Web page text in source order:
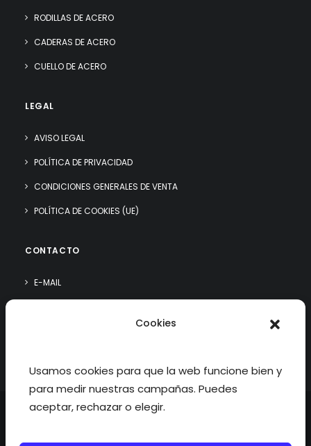
Cookies
Usamos cookies para que la web funcione bien y
para medir nuestras campañas. Puedes
aceptar, rechazar o elegir.
RODILLAS DE ACERO
CADERAS DE ACERO
CUELLO DE ACERO
LEGAL
AVISO LEGAL
POLÍTICA DE PRIVACIDAD
CONDICIONES GENERALES DE VENTA
POLÍTICA DE COOKIES (UE)
CONTACTO
E-MAIL